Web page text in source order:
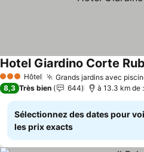
3 ÉtoilesHôtel Grands jardins avec
Hotel Giardino Corte
8,3 Très bien 644 à 13.3 km de
Sélectionnez des dates pour
les prix exacts